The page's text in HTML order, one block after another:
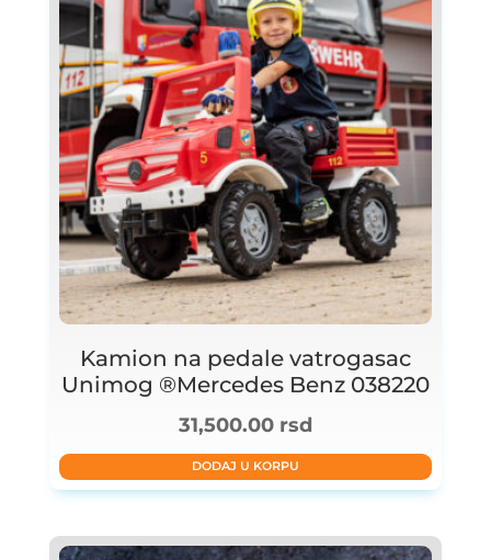
Kamion na pedale vatrogasac
Unimog ®Mercedes Benz 038220
31,500.00 rsd
DODAJ U KORPU